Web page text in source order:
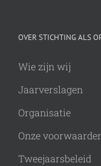
OVER STICHTING ALS
Wie zijn wij
Jaarverslagen
Organisatie
Onze
Tweejaarsbeleid